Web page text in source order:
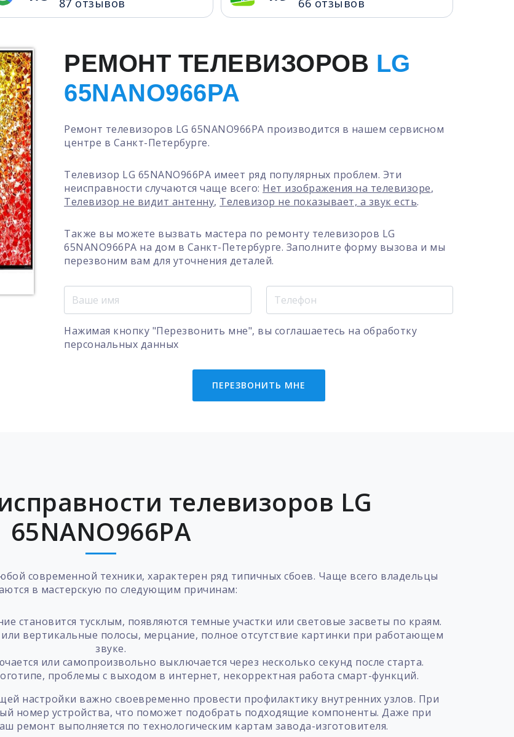
87 отзывов 66 отзывов
РЕМОНТ ТЕЛЕВИЗОРОВ LG
65NANO966PA
Ремонт телевизоров LG 65NANO966PA производится в нашем сервисном
центре в Санкт-Петербурге.
Телевизор LG 65NANO966PA имеет ряд популярных проблем. Эти
неисправности случаются чаще всего: Нет изображения на телевизоре,
Телевизор не видит антенну, Телевизор не показывает, а звук есть.
Также вы можете вызвать мастера по ремонту телевизоров LG
65NANO966PA на дом в Санкт-Петербурге. Заполните форму вызова и мы
перезвоним вам для уточнения деталей.
Нажимая кнопку "Перезвонить мне", вы соглашаетесь на обработку
персональных данных
ПЕРЕЗВОНИТЬ МНЕ
телевизоров LG
65NANO966PA
современной техники, характерен ряд типичных сбоев. Чаще всего владельцы
в мастерскую по следующим причинам:
становится тусклым, появляются темные участки или световые засветы по краям.
вертикальные полосы, мерцание, полное отсутствие картинки при работающем
звуке.
или самопроизвольно выключается через несколько секунд после старта.
проблемы с выходом в интернет, некорректная работа смарт-функций.
настройки важно своевременно провести профилактику внутренних узлов. При
номер устройства, что поможет подобрать подходящие компоненты. Даже при
ремонт выполняется по технологическим картам завода-изготовителя.